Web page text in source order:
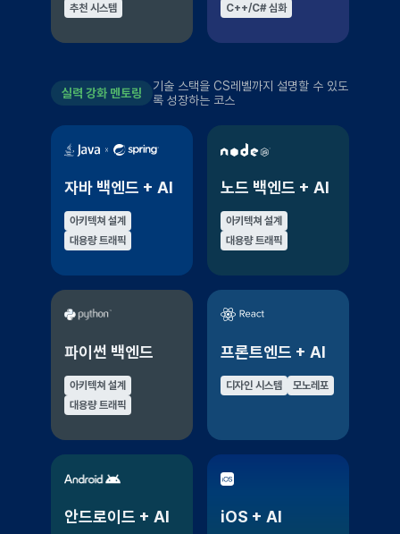
추천 시스템
C++/C# 심화
실력 강화 멘토링
기술 스택을 CS레벨까지 설명할 수 있도
록 성장하는 코스
자바 백엔드 + AI
아키텍쳐 설계
대용량 트래픽
노드 백엔드 + AI
아키텍쳐 설계
대용량 트래픽
파이썬 백엔드
아키텍쳐 설계
대용량 트래픽
프론트엔드 + AI
디자인 시스템 모노레포
안드로이드 + AI iOS + AI